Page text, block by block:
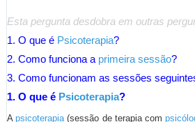
Esta pergunta desdobra em outras
1. O que é Psicoterapia?
2. Como funciona a primeira sessão?
3. Como funcionam as sessões
1. O que é Psicoterapia?
Apsicoterapia (sessão de terapia com